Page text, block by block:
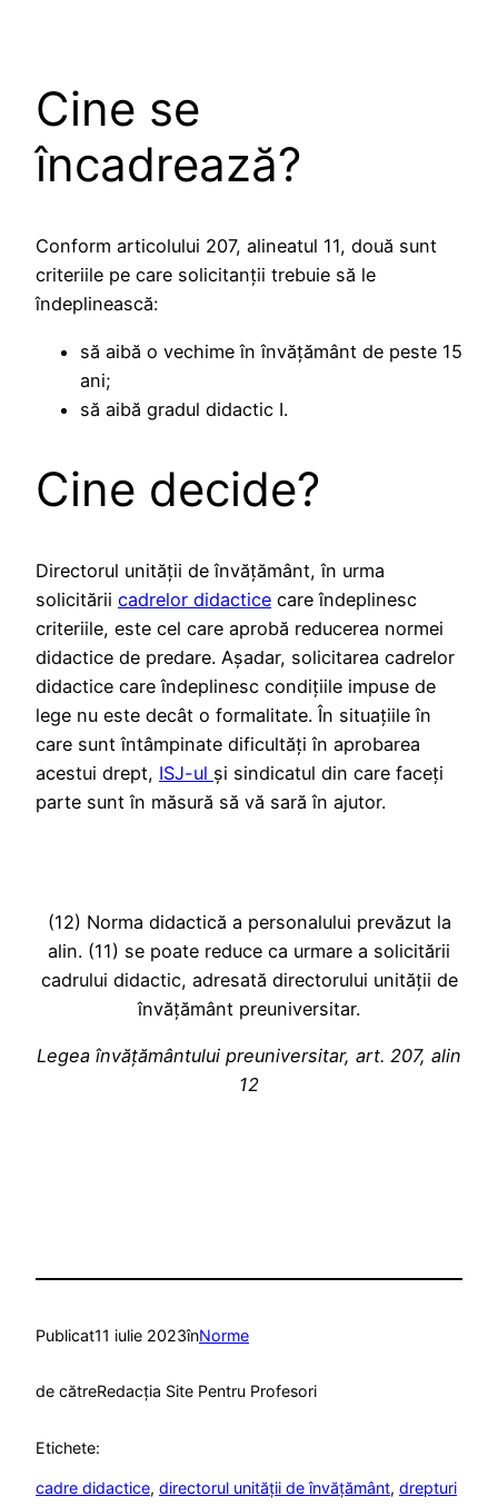
Cine se
încadrează?
Conform articolului 207, alineatul 11, două sunt
criteriile pe care solicitanții trebuie să le
îndeplinească:
să aibă o vechime în învățământ de peste 15
ani;
să aibă gradul didactic I.
Cine decide?
Directorul unității de învățământ, în urma
solicitării cadrelor didactice care îndeplinesc
criteriile, este cel care aprobă reducerea normei
didactice de predare. Așadar, solicitarea cadrelor
didactice care îndeplinesc condițiile impuse de
lege nu este decât o formalitate. În situațiile în
care sunt întâmpinate dificultăți în aprobarea
acestui drept, ISJ-ul și sindicatul din care faceți
parte sunt în măsură să vă sară în ajutor.
(12) Norma didactică a personalului prevăzut la
alin. (11) se poate reduce ca urmare a solicitării
cadrului didactic, adresată directorului unității de
învățământ preuniversitar.
Legea învățământului preuniversitar, art. 207, alin
12
Publicat11 iulie 2023înNorme
de cătreRedacția Site Pentru Profesori
Etichete:
cadre didactice, directorul unității de învățământ, drepturi